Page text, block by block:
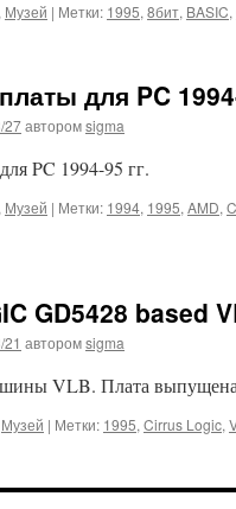
Музей | Метки: 1995, 8бит, BASIC,
для PC
27авторомsigma
PC 1994-95 гг.
Музей | Метки: 1994, 1995, AMD,
GD5428 based
авторомsigma
VLB. Плата
Музей | Метки: 1995, Cirrus Logic,